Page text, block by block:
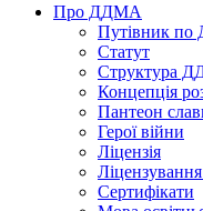
Про ДДМА
Путівник
Статут
Структура
Концепція
Пантеон
Герої війни
Ліцензія
Сертифікати